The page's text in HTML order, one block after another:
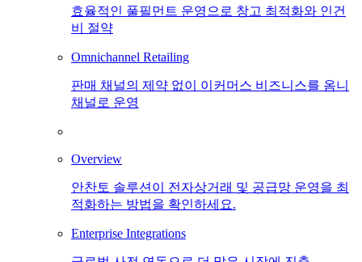
효율적인 풀필먼트 운영으로 창고 최적화와 인건
비 절약
Omnichannel Retailing
판매 채널의 제약 없이 이커머스 비즈니스를 옴니
채널로 운영
Overview
안찬토 솔루션이 전자상거래 및 공급망 운영을 최
적화하는 방법을 확인하세요.
Enterprise Integrations